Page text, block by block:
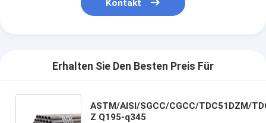
Kontakt
Erhalten Sie Den Besten Preis Für
ASTM/AISI/SGCC/CGCC/TDC51DZM/
Z Q195-q345